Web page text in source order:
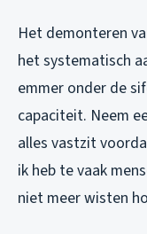
Het demonteren
het systematisch
emmer onder de
capaciteit. Neem
alles vastzit
ik heb te vaak
niet meer wisten